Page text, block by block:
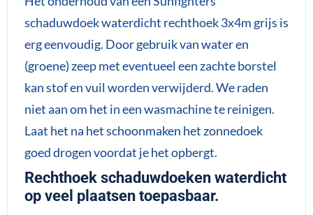
schaduwdoek waterdicht rechthoek 3x4m grijs is
erg eenvoudig. Door gebruik van water en
(groene) zeep met eventueel een zachte borstel
kan stof en vuil worden verwijderd. We raden
niet aan om het in een wasmachine te reinigen.
Laat het na het schoonmaken het zonnedoek
goed drogen voordat je het opbergt.
Rechthoek schaduwdoeken waterdicht
op veel plaatsen toepasbaar.